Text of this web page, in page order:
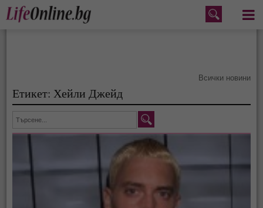
Меню
Всички новини
Етикет: Хейли Джейд